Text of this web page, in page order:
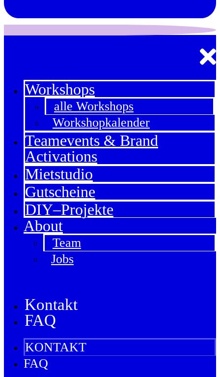
Workshops
alle Workshops
Workshopkalender
Teamevents & Brand
Activations
Mietstudio
Gutscheine
DIY–Projekte
About
Team
Jobs
Kontakt
FAQ
KONTAKT
FAQ